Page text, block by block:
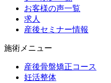
お客様の声一覧
求人
産後セミナー情報
施術メニュー
産後骨盤矯正コース
妊活整体